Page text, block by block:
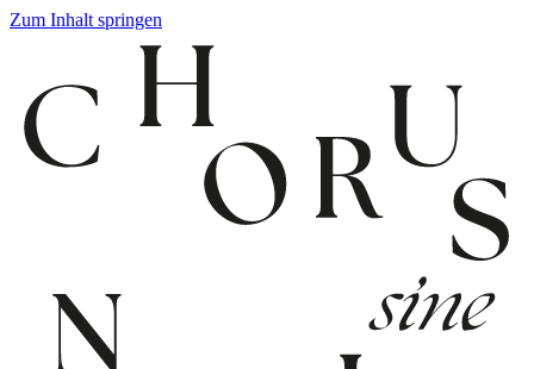
Zum Inhalt springen